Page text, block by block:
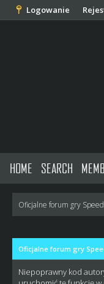
Logowanie
HOME SEARCH
Oficjalne forum gry
Oficjalne forum gry
Niepoprawny kod